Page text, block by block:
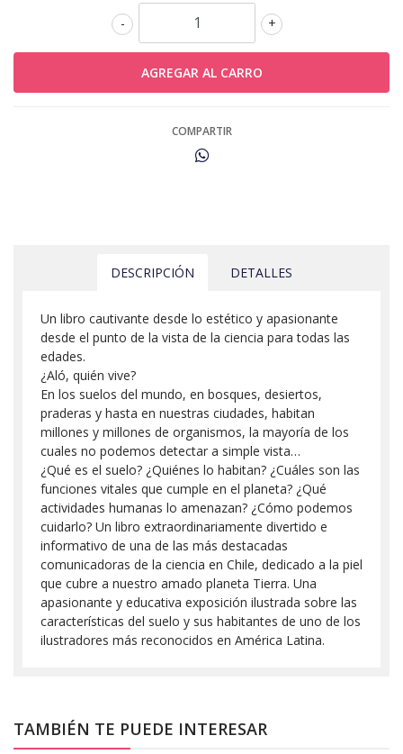
+
-
COMPARTIR
DESCRIPCIÓN DETALLES
Un libro cautivante desde lo estético y apasionante
desde el punto de la vista de la ciencia para todas las
edades.
¿Aló, quién vive?
En los suelos del mundo, en bosques, desiertos,
praderas y hasta en nuestras ciudades, habitan
millones y millones de organismos, la mayoría de los
cuales no podemos detectar a simple vista…
¿Qué es el suelo? ¿Quiénes lo habitan? ¿Cuáles son las
funciones vitales que cumple en el planeta? ¿Qué
actividades humanas lo amenazan? ¿Cómo podemos
cuidarlo? Un libro extraordinariamente divertido e
informativo de una de las más destacadas
comunicadoras de la ciencia en Chile, dedicado a la piel
que cubre a nuestro amado planeta Tierra. Una
apasionante y educativa exposición ilustrada sobre las
características del suelo y sus habitantes de uno de los
ilustradores más reconocidos en América Latina.
TAMBIÉN TE PUEDE INTERESAR